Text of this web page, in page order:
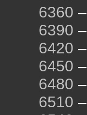
6360 –
6390 –
6420 –
6450 –
6480 –
6510 –